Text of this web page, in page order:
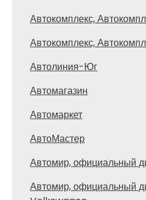
Автокомплекс,
Автокомплекс,
Автолиния-Юг
Автомагазин
Автомаркет
АвтоМастер
Автомир, официальный
Автомир, официальный